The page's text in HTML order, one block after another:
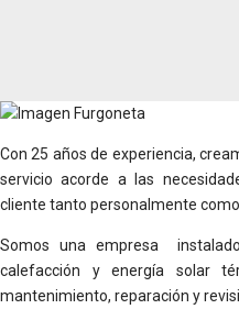
Con 25 años de experiencia,
servicio acorde a las
cliente tanto personalmente
Somos una empresa
calefacción y energía solar
mantenimiento, reparación y